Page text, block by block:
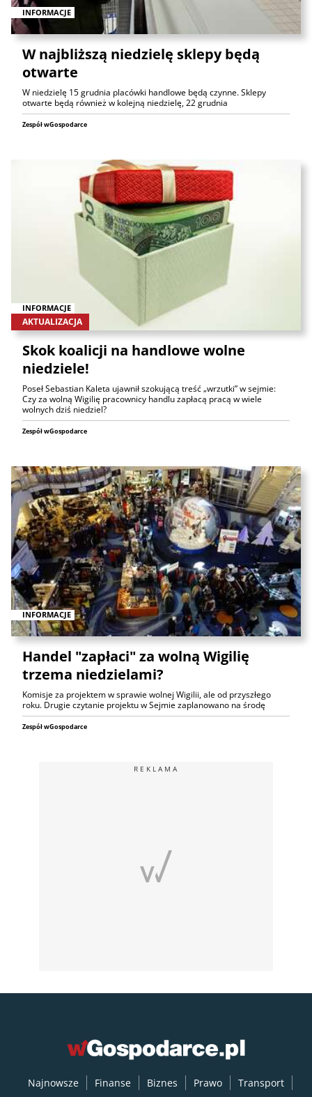
INFORMACJE
W najbliższą niedzielę sklepy będą
otwarte
W niedzielę 15 grudnia placówki handlowe będą czynne. Sklepy
otwarte będą również w kolejną niedzielę, 22 grudnia
Zespół wGospodarce
INFORMACJE
AKTUALIZACJA
Skok koalicji na handlowe wolne
niedziele!
Poseł Sebastian Kaleta ujawnił szokującą treść „wrzutki” w sejmie:
Czy za wolną Wigilię pracownicy handlu zapłacą pracą w wiele
wolnych dziś niedziel?
Zespół wGospodarce
INFORMACJE
Handel "zapłaci" za wolną Wigilię
trzema niedzielami?
Komisje za projektem w sprawie wolnej Wigilii, ale od przyszłego
roku. Drugie czytanie projektu w Sejmie zaplanowano na środę
Zespół wGospodarce
REKLAMA
Najnowsze Finanse Biznes Prawo Transport